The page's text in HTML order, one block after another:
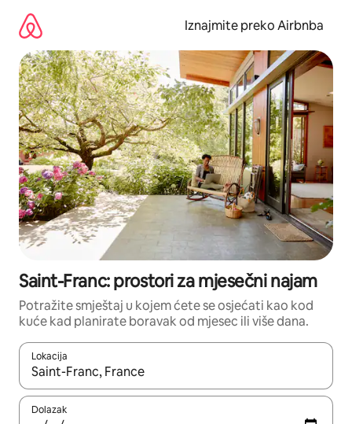
sadržaj
Iznajmite preko Airbnba
Saint-Franc: prostori za mjesečni najam
Potražite smještaj u kojem ćete se osjećati kao kod
kuće kad planirate boravak od mjesec ili više dana.
Lokacija
Kada budu dostupni rezultati, moći ćete ih pregledati
Dolazak